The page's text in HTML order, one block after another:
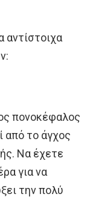
αντίστοιχα
πονοκέφαλος
από το άγχος
Να έχετε
για να
την πολύ